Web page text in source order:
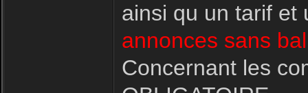
ainsi qu un tarif
annonces sans
Concernant les